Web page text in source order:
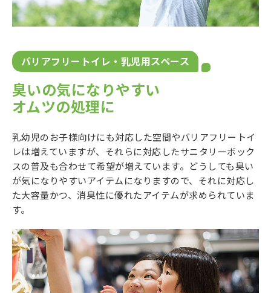
バリアフリートイレ・乳児用スペース
臭いの気になりやすい
オムツの処理に
乳幼児のお子様向けにも対応した空間やバリアフリートイ
レは増えていますが、それらに対応したサニタリーボック
スの普及も合わせて希望が増えています。どうしても臭い
が気になりやすいアイテムになりますので、それに対応し
た大容量かつ、消臭性に優れたアイテムが求められていま
す。